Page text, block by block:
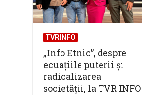
TVRINFO
„Info Etnic”, despre
ecuațiile puterii și
radicalizarea
societății, la TVR INFO